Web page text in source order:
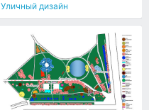
Уличный дизайн